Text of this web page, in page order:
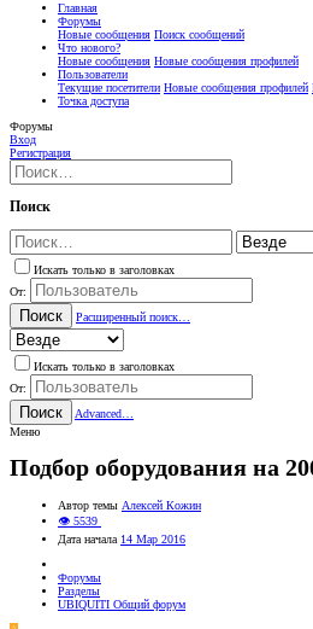
Главная
Форумы
Новые сообщения Поиск сообщений
Что нового?
Новые сообщения Новые сообщения профилей
Пользователи
Текущие посетители Новые сообщения профилей
Точка доступа
Форумы
Вход
Регистрация
Поиск
Искать только в заголовках
От:
Поиск Расширенный поиск…
Искать только в заголовках
От:
Поиск
Advanced…
Меню
Подбор оборудования на
Автор темы Алексей Кожин
👁 5539
Дата начала 14 Мар 2016
Форумы
Разделы
UBIQUITI Общий форум